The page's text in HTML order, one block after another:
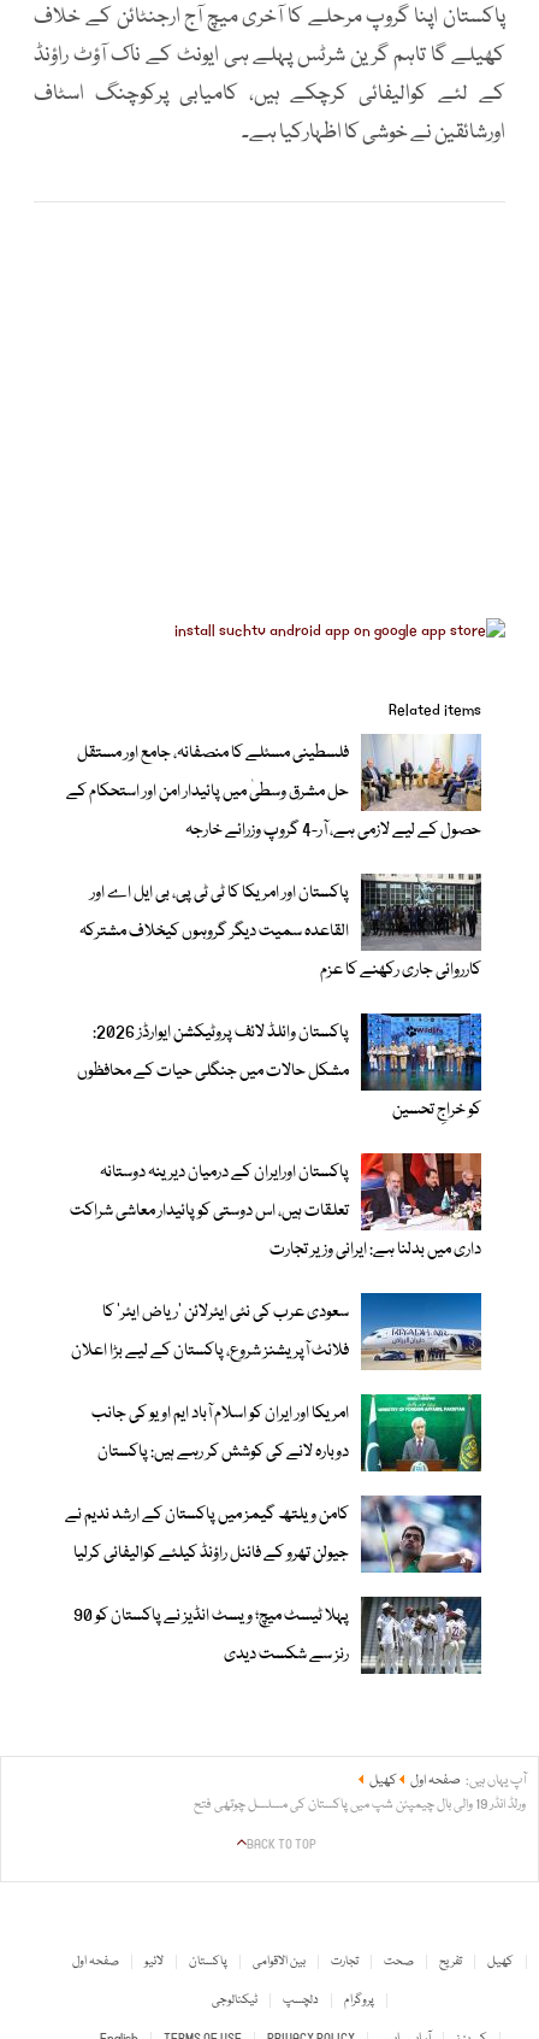
پاکستان اپنا گروپ مرحلے کا آخری میچ آج ارجنٹائن کے خلاف
کھیلے گا تاہم گرین شرٹس پہلے ہی ایونٹ کے ناک آؤٹ راؤنڈ
کے لئے کوالیفائی کرچکے ہیں، کامیابی پرکوچنگ اسٹاف
اورشائقین نے خوشی کا اظہارکیا ہے۔
Related items
فلسطینی مسئلے کا منصفانہ، جامع اور مستقل
حل مشرق وسطیٰ میں پائیدار امن اور استحکام کے
حصول کے لیے لازمی ہے، آر-4 گروپ وزرائے خارجہ
پاکستان اور امریکا کا ٹی ٹی پی، بی ایل اے اور
القاعدہ سمیت دیگر گروہوں کیخلاف مشترکہ
کارروائی جاری رکھنے کا عزم
پاکستان وائلڈ لائف پروٹیکشن ایوارڈز 2026:
مشکل حالات میں جنگلی حیات کے محافظوں
کو خراجِ تحسین
پاکستان اورایران کے درمیان دیرینہ دوستانہ
تعلقات ہیں، اس دوستی کوپائیدار معاشی شراکت
داری میں بدلنا ہے: ایرانی وزیر تجارت
سعودی عرب کی نئی ایئرلائن ‘ریاض ایئر’ کا
فلائٹ آپریشنز شروع، پاکستان کے لیے بڑا اعلان
امریکا اور ایران کو اسلام آباد ایم او یو کی جانب
دوبارہ لانے کی کوشش کر رہے ہیں: پاکستان
کامن ویلتھ گیمز میں پاکستان کے ارشد ندیم نے
جیولن تھرو کے فائنل راؤنڈ کیلئے کوالیفائی کرلیا
پہلا ٹیسٹ میچ؛ ویسٹ انڈیز نے پاکستان کو 90
رنز سے شکست دیدی
آپ یہاں ہیں: صفحہ اول
کھیل
ورلڈ انڈر 19 والی بال چیمپئن شپ میں پاکستان کی مسلسل چوتھی فتح
BACK TO TOP
صفحہ اول لائیو پاکستان بین الاقوامی تجارت صحت تفریح
کھیل
ٹیکنالوجی
دلچسپ
پروگرام